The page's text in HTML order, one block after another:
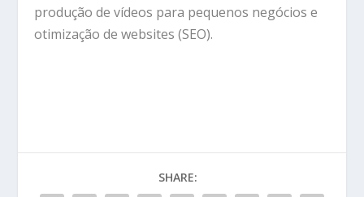
produção de vídeos para pequenos negócios e
otimização de websites (SEO).
SHARE: